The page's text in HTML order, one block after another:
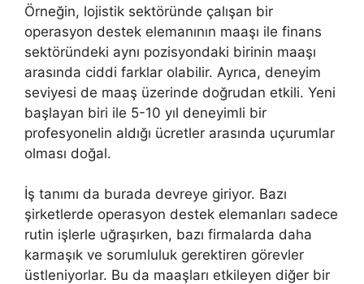
Örneğin, lojistik sektöründe çalışan bir
operasyon destek elemanının maaşı ile finans
sektöründeki aynı pozisyondaki birinin maaşı
arasında ciddi farklar olabilir. Ayrıca, deneyim
seviyesi de maaş üzerinde doğrudan etkili. Yeni
başlayan biri ile 5-10 yıl deneyimli bir
profesyonelin aldığı ücretler arasında uçurumlar
olması doğal.
İş tanımı da burada devreye giriyor. Bazı
şirketlerde operasyon destek elemanları sadece
rutin işlerle uğraşırken, bazı firmalarda daha
karmaşık ve sorumluluk gerektiren görevler
üstleniyorlar. Bu da maaşları etkileyen diğer bir